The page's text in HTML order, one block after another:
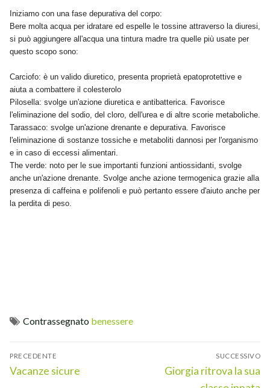
Iniziamo con una fase depurativa del corpo:
Bere molta acqua per idratare ed espelle le tossine attraverso la diuresi,
si può aggiungere all'acqua una tintura madre tra quelle più usate per
questo scopo sono:
Carciofo: è un valido diuretico, presenta proprietà epatoprotettive e
aiuta a combattere il colesterolo
Pilosella: svolge un'azione diuretica e antibatterica. Favorisce
l'eliminazione del sodio, del cloro, dell'urea e di altre scorie metaboliche.
Tarassaco: svolge un'azione drenante e depurativa. Favorisce
l'eliminazione di sostanze tossiche e metaboliti dannosi per l'organismo
e in caso di eccessi alimentari.
The verde: noto per le sue importanti funzioni antiossidanti, svolge
anche un'azione drenante. Svolge anche azione termogenica grazie alla
presenza di caffeina e polifenoli e può pertanto essere d'aiuto anche per
la perdita di peso.
Contrassegnato benessere
Navigazione
articoli
PRECEDENTE
Articolo
Vacanze sicure
SUCCESSIVO
Articolo
successivo:
Giorgia ritrova la sua